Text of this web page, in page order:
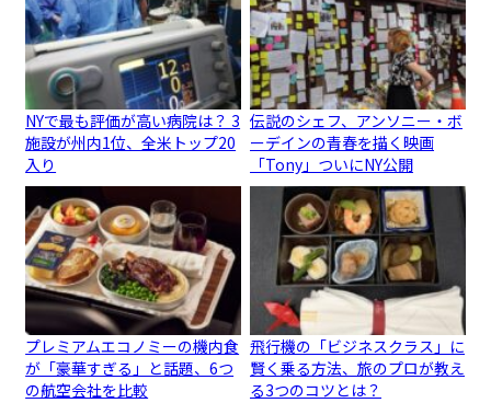
NYで最も評価が高い病院は？ 3
施設が州内1位、全米トップ20
入り
伝説のシェフ、アンソニー・ボ
ーデインの青春を描く映画
「Tony」ついにNY公開
プレミアムエコノミーの機内食
が「豪華すぎる」と話題、6つ
の航空会社を比較
飛行機の「ビジネスクラス」に
賢く乗る方法、旅のプロが教え
る3つのコツとは？